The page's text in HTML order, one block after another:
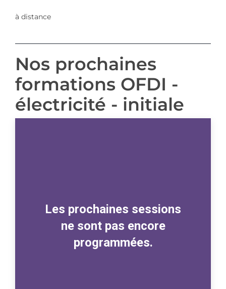
à distance
Nos prochaines
formations OFDI -
électricité - initiale
Les prochaines sessions
ne sont pas encore
programmées.